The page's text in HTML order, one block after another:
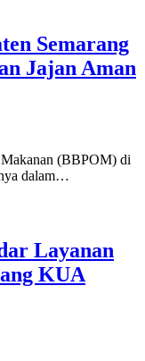
Semarang
Jajan Aman
Makanan (BBPOM) di
dalam…
Layanan
KUA